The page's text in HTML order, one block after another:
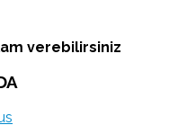
verebilirsiniz